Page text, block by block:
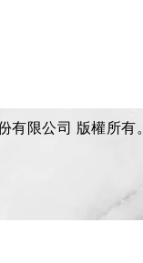
限公司 版權所有。